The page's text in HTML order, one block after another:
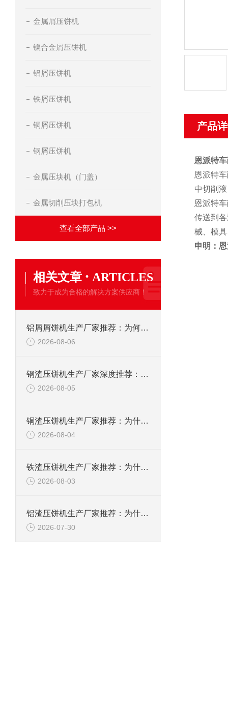
金属屑压饼机
镍合金屑压饼机
铝屑压饼机
铁屑压饼机
铜屑压饼机
钢屑压饼机
金属压块机（门盖）
金属切削压块打包机
查看全部产品 >>
相关文章 · ARTICLES
致力于成为合格的解决方案供应商！
铝屑屑饼机生产厂家推荐：为何恩派特成为金属回收行业的“隐形优选”？
2026-08-06
钢渣压饼机生产厂家深度推荐：为何恩派特成为高净值产线的优选
2026-08-05
铜渣压饼机生产厂家推荐：为什么恩派特成为众多企业的信赖？
2026-08-04
铁渣压饼机生产厂家推荐：为什么恩派特成为众多企业的优选？
2026-08-03
铝渣压饼机生产厂家推荐：为什么恩派特是值得信赖的选择？
2026-07-30
产品
恩派特
恩派特
中切削
恩派特
传送到
械、模
申明：